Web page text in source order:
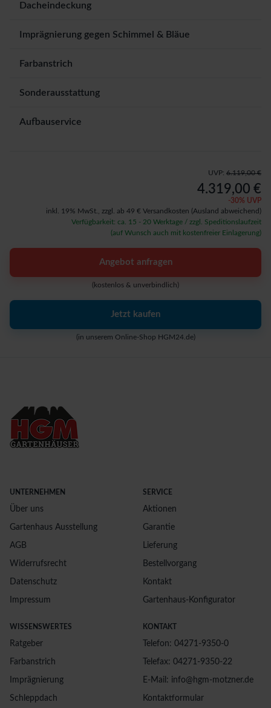
Dacheindeckung
Imprägnierung gegen Schimmel & Bläue
Farbanstrich
Sonderausstattung
Aufbauservice
UVP: 6.119,00 €
4.319,00 €
-30% UVP
inkl. 19% MwSt., zzgl. ab 49 € Versandkosten (Ausland abweichend)
Verfügbarkeit: ca. 15 - 20 Werktage / zzgl. Speditionslaufzeit
(auf Wunsch auch mit kostenfreier Einlagerung)
Angebot anfragen
(kostenlos & unverbindlich)
Jetzt kaufen
(in unserem Online-Shop HGM24.de)
UNTERNEHMEN
Über uns
Gartenhaus Ausstellung
AGB
Widerrufsrecht
Datenschutz
Impressum
SERVICE
Aktionen
Garantie
Lieferung
Bestellvorgang
Kontakt
Gartenhaus-Konfigurator
WISSENSWERTES
Ratgeber
Farbanstrich
Imprägnierung
Schleppdach
KONTAKT
Telefon: 04271-9350-0
Telefax: 04271-9350-22
E-Mail: info@hgm-motzner.de
Kontaktformular